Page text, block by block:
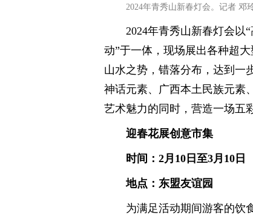
2024年青秀山新春灯会。记者 邓
2024年青秀山新春灯会以
动”于一体，现场展出各种超
山水之势，错落分布，达到一
神话元素、广西本土民族元素
艺术魅力的同时，营造一场五
迎春花展创意市集
时间：2月10日至3月10日
地点：东盟友谊园
为满足活动期间游客的饮